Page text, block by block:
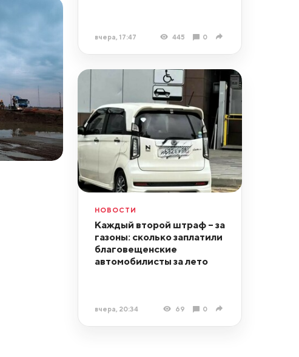
вчера, 17:47 445 0
НОВОСТИ
Каждый второй штраф – за
газоны: сколько заплатили
благовещенские
автомобилисты за лето
вчера, 20:34 69 0